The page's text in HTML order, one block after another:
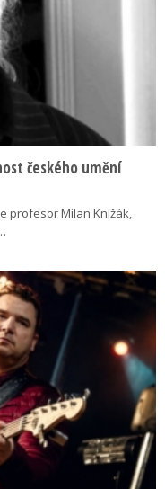
českého umění
profesor Milan Knížák,